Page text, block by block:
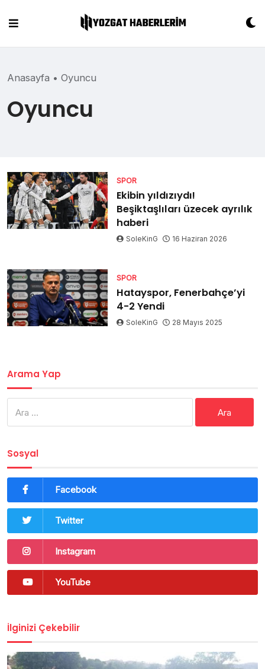
content
Anasayfa • Oyuncu
Oyuncu
SPOR
Ekibin yıldızıydı!
Beşiktaşlıları üzecek ayrılık
haberi
SoleKinG 16 Haziran 2026
SPOR
Hatayspor, Fenerbahçe’yi
4-2 Yendi
SoleKinG 28 Mayıs 2025
Arama Yap
Sosyal
Facebook
Twitter
Instagram
YouTube
İlginizi Çekebilir